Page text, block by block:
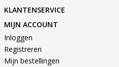
KLANTENSERVICE
MIJN ACCOUNT
Inloggen
Registreren
Mijn bestellingen